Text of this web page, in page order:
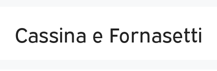
Cassina e Fornasetti